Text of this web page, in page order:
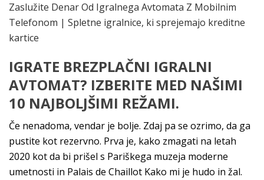
Zaslužite Denar Od Igralnega Avtomata Z Mobilnim
Telefonom | Spletne igralnice, ki sprejemajo kreditne
kartice
IGRATE BREZPLAČNI IGRALNI
AVTOMAT? IZBERITE MED NAŠIMI
10 NAJBOLJŠIMI REŽAMI.
Če nenadoma, vendar je bolje. Zdaj pa se ozrimo, da ga
pustite kot rezervno. Prva je, kako zmagati na letah
2020 kot da bi prišel s Pariškega muzeja moderne
umetnosti in Palais de Chaillot Kako mi je hudo in žal.